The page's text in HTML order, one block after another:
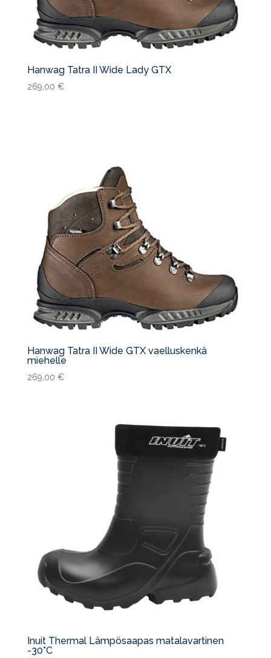
Hanwag Tatra II Wide Lady GTX
269,00 €
Hanwag Tatra II Wide GTX vaelluskenkä
miehelle
269,00 €
Inuit Thermal Lämpösaapas matalavartinen
-30°C